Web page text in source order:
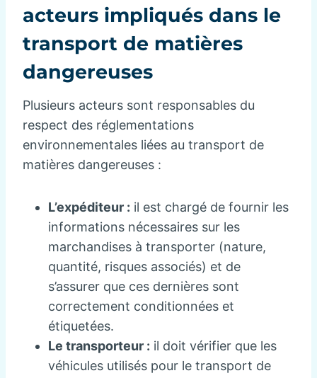
acteurs impliqués dans le
transport de matières
dangereuses
Plusieurs acteurs sont responsables du
respect des réglementations
environnementales liées au transport de
matières dangereuses :
L’expéditeur : il est chargé de fournir les
informations nécessaires sur les
marchandises à transporter (nature,
quantité, risques associés) et de
s’assurer que ces dernières sont
correctement conditionnées et
étiquetées.
Le transporteur : il doit vérifier que les
véhicules utilisés pour le transport de